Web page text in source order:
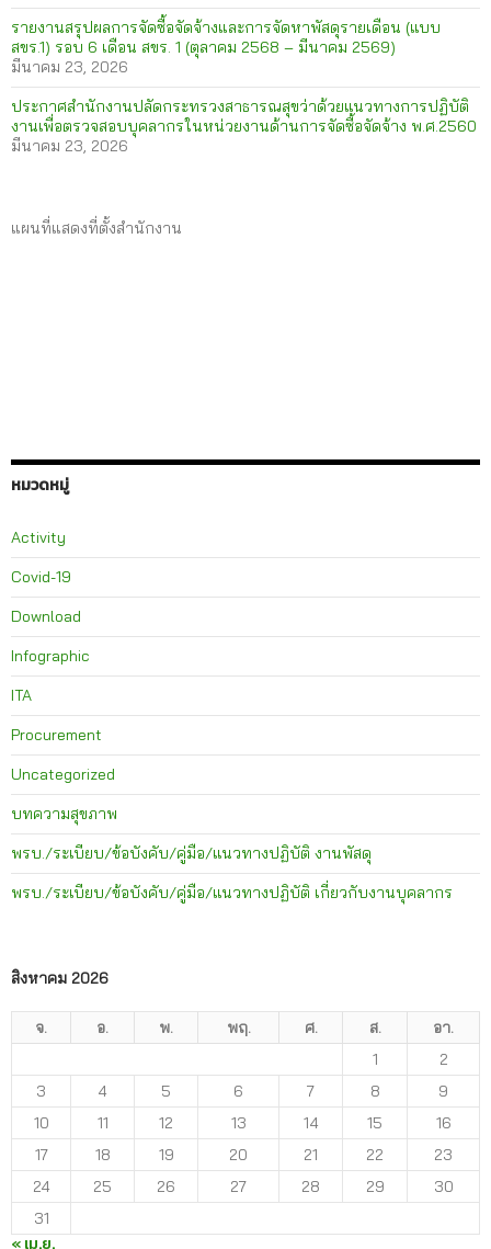
รายงานสรุปผลการจัดซื้อจัดจ้างและการจัดหาพัสดุรายเดือน (แบบ
สขร.1) รอบ 6 เดือน สขร. 1 (ตุลาคม 2568 – มีนาคม 2569)
มีนาคม 23, 2026
ประกาศสำนักงานปลัดกระทรวงสาธารณสุขว่าด้วยแนวทางการปฏิบัติ
งานเพื่อตรวจสอบบุคลากรในหน่วยงานด้านการจัดซื้อจัดจ้าง พ.ศ.2560
มีนาคม 23, 2026
แผนที่แสดงที่ตั้งสำนักงาน
หมวดหมู่
Activity
Covid-19
Download
Infographic
ITA
Procurement
Uncategorized
บทความสุขภาพ
พรบ./ระเบียบ/ข้อบังคับ/คู่มือ/แนวทางปฏิบัติ งานพัสดุ
พรบ./ระเบียบ/ข้อบังคับ/คู่มือ/แนวทางปฏิบัติ เกี่ยวกับงานบุคลากร
สิงหาคม 2026
จ. อ. พ. พฤ. ศ. ส.
อา.
1
2
3
4 5 6 7 8
9
10
11 12 13 14 15
16
17
18 19 20 21 22
23
24
25 26 27 28 29
30
31
« เม.ย.